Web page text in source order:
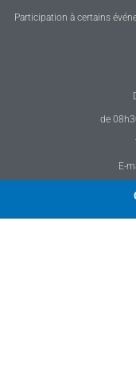
Participation à certains
de
E-